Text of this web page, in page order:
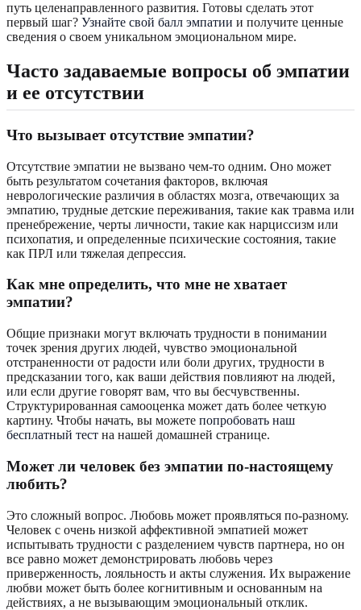
путь целенаправленного развития. Готовы сделать этот
первый шаг? Узнайте свой балл эмпатии и получите ценные
сведения о своем уникальном эмоциональном мире.
Часто задаваемые вопросы об эмпатии
и ее отсутствии
Что вызывает отсутствие эмпатии?
Отсутствие эмпатии не вызвано чем-то одним. Оно может
быть результатом сочетания факторов, включая
неврологические различия в областях мозга, отвечающих за
эмпатию, трудные детские переживания, такие как травма или
пренебрежение, черты личности, такие как нарциссизм или
психопатия, и определенные психические состояния, такие
как ПРЛ или тяжелая депрессия.
Как мне определить, что мне не хватает
эмпатии?
Общие признаки могут включать трудности в понимании
точек зрения других людей, чувство эмоциональной
отстраненности от радости или боли других, трудности в
предсказании того, как ваши действия повлияют на людей,
или если другие говорят вам, что вы бесчувственны.
Структурированная самооценка может дать более четкую
картину. Чтобы начать, вы можете попробовать наш
бесплатный тест на нашей домашней странице.
Может ли человек без эмпатии по-настоящему
любить?
Это сложный вопрос. Любовь может проявляться по-разному.
Человек с очень низкой аффективной эмпатией может
испытывать трудности с разделением чувств партнера, но он
все равно может демонстрировать любовь через
приверженность, лояльность и акты служения. Их выражение
любви может быть более когнитивным и основанным на
действиях, а не вызывающим эмоциональный отклик.